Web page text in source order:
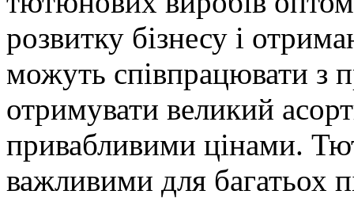
розвитку бізнесу і
можуть співпрацювати з
отримувати великий
привабливими цінами.
важливими для багатьох